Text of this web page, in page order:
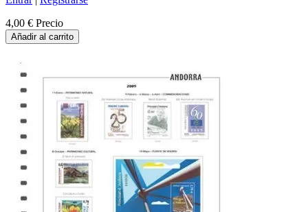
4,00 € Precio
Añadir al carrito